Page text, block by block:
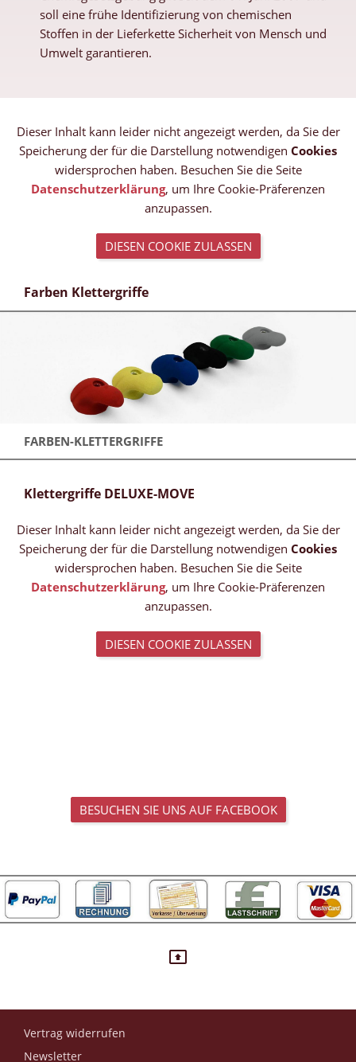
soll eine frühe Identifizierung von chemischen
Stoffen in der Lieferkette Sicherheit von Mensch und
Umwelt garantieren.
Dieser Inhalt kann leider nicht angezeigt werden, da Sie der
Speicherung der für die Darstellung notwendigen Cookies
widersprochen haben. Besuchen Sie die Seite
Datenschutzerklärung, um Ihre Cookie-Präferenzen
anzupassen.
DIESEN COOKIE ZULASSEN
Farben Klettergriffe
FARBEN-KLETTERGRIFFE
Klettergriffe DELUXE-MOVE
Dieser Inhalt kann leider nicht angezeigt werden, da Sie der
Speicherung der für die Darstellung notwendigen Cookies
widersprochen haben. Besuchen Sie die Seite
Datenschutzerklärung, um Ihre Cookie-Präferenzen
anzupassen.
DIESEN COOKIE ZULASSEN
BESUCHEN SIE UNS AUF FACEBOOK
Vertrag widerrufen
Newsletter